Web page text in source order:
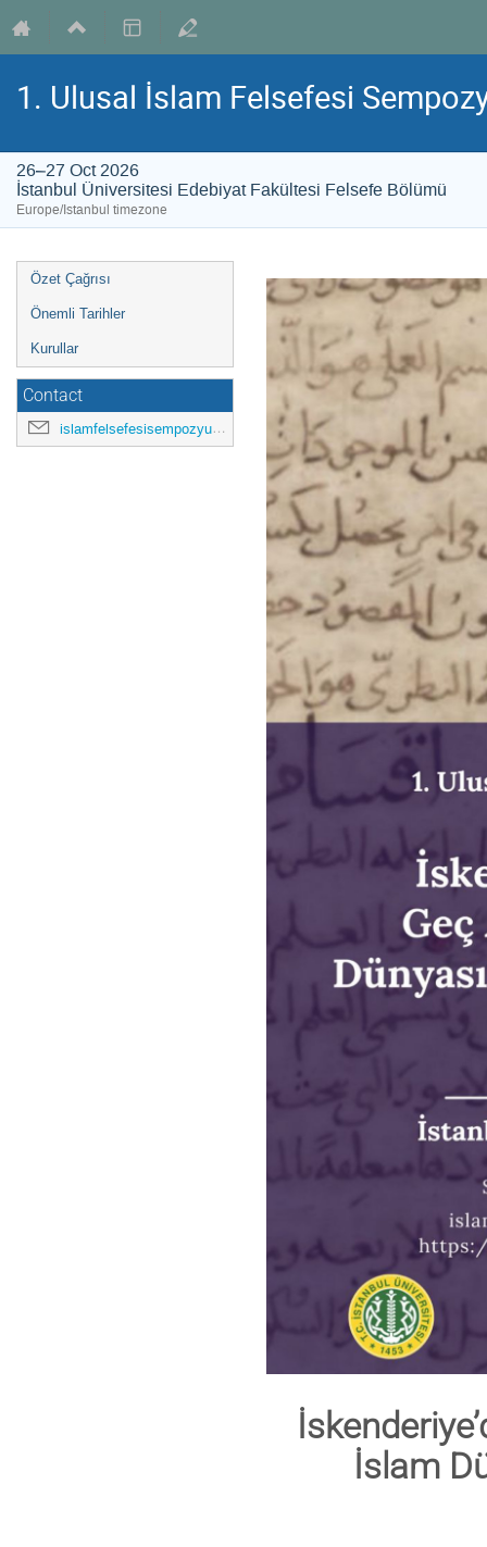
1. Ulusal İslam Felsefesi
26–27 Oct 2026
İstanbul Üniversitesi Edebiyat Fakültesi Felsefe Bölümü
Europe/Istanbul timezone
Event
menu
Özet Çağrısı
Önemli Tarihler
Kurullar
Contact
islamfelsefesisempozyumu@istanbul.edu.tr
İslam